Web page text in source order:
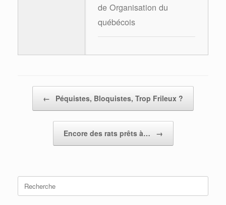
de Organisation du
québécois
← Péquistes, Bloquistes, Trop Frileux ?
Encore des rats prêts à… →
Search
for: